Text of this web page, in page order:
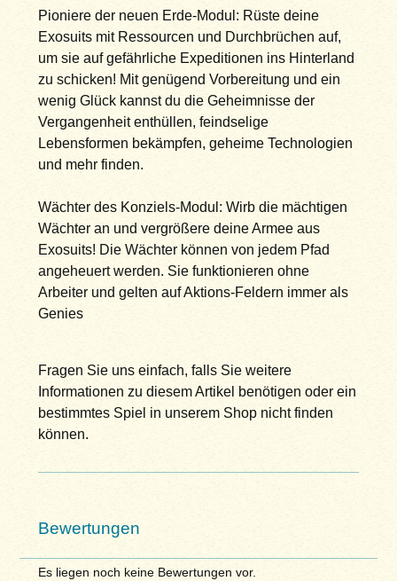
Pioniere der neuen Erde-Modul: Rüste deine
Exosuits mit Ressourcen und Durchbrüchen auf,
um sie auf gefährliche Expeditionen ins Hinterland
zu schicken! Mit genügend Vorbereitung und ein
wenig Glück kannst du die Geheimnisse der
Vergangenheit enthüllen, feindselige
Lebensformen bekämpfen, geheime Technologien
und mehr finden.
Wächter des Konziels-Modul: Wirb die mächtigen
Wächter an und vergrößere deine Armee aus
Exosuits! Die Wächter können von jedem Pfad
angeheuert werden. Sie funktionieren ohne
Arbeiter und gelten auf Aktions-Feldern immer als
Genies
Fragen Sie uns einfach, falls Sie weitere
Informationen zu diesem Artikel benötigen oder ein
bestimmtes Spiel in unserem Shop nicht finden
können.
Bewertungen
Es liegen noch keine Bewertungen vor.